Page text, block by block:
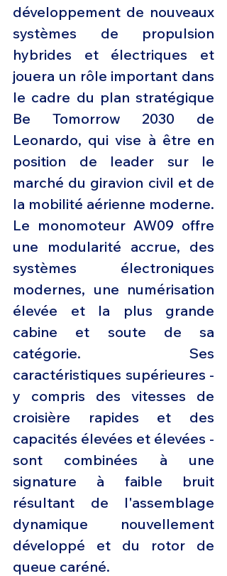
développement de nouveaux
systèmes de propulsion
hybrides et électriques et
jouera un rôle important dans
le cadre du plan stratégique
Be Tomorrow 2030 de
Leonardo, qui vise à être en
position de leader sur le
marché du giravion civil et de
la mobilité aérienne moderne.
Le monomoteur AW09 offre
une modularité accrue, des
systèmes électroniques
modernes, une numérisation
élevée et la plus grande
cabine et soute de sa
catégorie. Ses
caractéristiques supérieures -
y compris des vitesses de
croisière rapides et des
capacités élevées et élevées -
sont combinées à une
signature à faible bruit
résultant de l'assemblage
dynamique nouvellement
développé et du rotor de
queue caréné.